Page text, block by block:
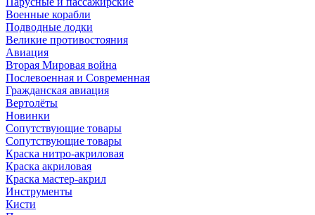
Военные корабли
Подводные лодки
Великие противостояния
Авиация
Вторая Мировая война
Послевоенная и Современная
Гражданская авиация
Вертолёты
Новинки
Сопутствующие товары
Сопутствующие товары
Краска нитро-акриловая
Краска акриловая
Краска мастер-акрил
Инструменты
Кисти